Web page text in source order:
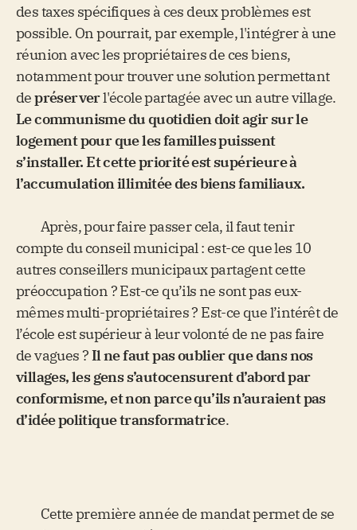
des taxes spécifiques à ces deux problèmes est
possible. On pourrait, par exemple, l'intégrer à une
réunion avec les propriétaires de ces biens,
notamment pour trouver une solution permettant
depréserverl'école partagée avec un autre village.
Le communisme du quotidien doit agir sur le
logement pour que les familles puissent
s’installer. Et cette priorité est supérieure à
l’accumulation illimitée des biens familiaux.
Après, pour faire passer cela, il faut tenir
compte du conseil municipal : est-ce que les 10
autres conseillers municipaux partagent cette
préoccupation ? Est-ce qu’ils ne sont pas eux-
mêmes multi-propriétaires ? Est-ce que l’intérêt de
l’école est supérieur à leur volonté de ne pas faire
de vagues ?Il ne faut pas oublier que dans nos
villages, les gens s’autocensurent d’abord par
conformisme, et non parce qu’ils n’auraient pas
d’idée politique transformatrice.
Cette première année de mandat permet de se